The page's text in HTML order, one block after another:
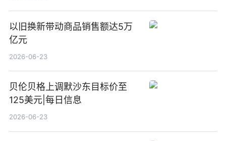
以旧换新带动商品销售额达5万
亿元
2026-06-23
贝伦贝格上调默沙东目标价至
125美元|每日信息
2026-06-23